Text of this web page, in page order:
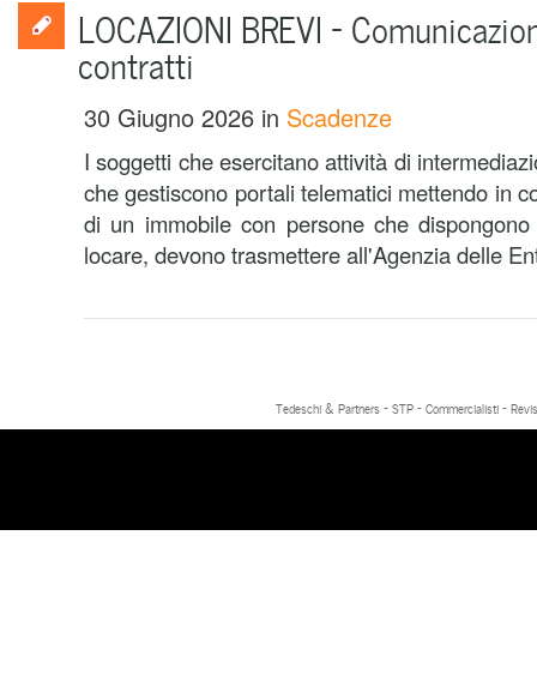
LOCAZIONI BREVI –
contratti
30 Giugno 2026 in Scadenze
I soggetti che esercitano attività di
che gestiscono portali telematici mettendo in
di un immobile con persone che
locare, devono trasmettere all'Agenzia delle
Tedeschi & Partners - STP - Commercialisti -